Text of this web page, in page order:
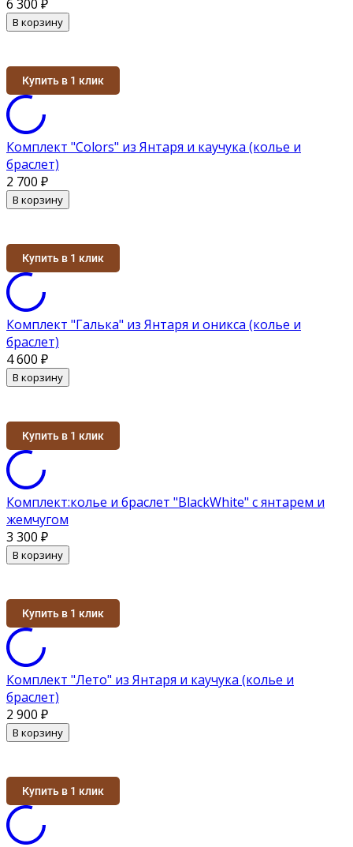
6 300 ₽
В корзину
Купить в 1 клик
Комплект "Colors" из Янтаря и каучука (колье и
браслет)
2 700 ₽
В корзину
Купить в 1 клик
Комплект "Галька" из Янтаря и оникса (колье и
браслет)
4 600 ₽
В корзину
Купить в 1 клик
Комплект:колье и браслет "BlackWhite" с янтарем и
жемчугом
3 300 ₽
В корзину
Купить в 1 клик
Комплект "Лето" из Янтаря и каучука (колье и
браслет)
2 900 ₽
В корзину
Купить в 1 клик